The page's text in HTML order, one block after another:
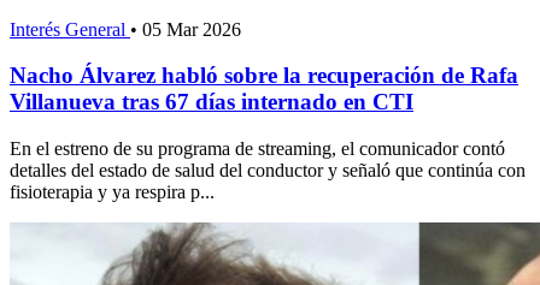
Interés General • 05 Mar 2026
Nacho Álvarez habló sobre la recuperación de Rafa
Villanueva tras 67 días internado en CTI
En el estreno de su programa de streaming, el comunicador contó
detalles del estado de salud del conductor y señaló que continúa con
fisioterapia y ya respira p...